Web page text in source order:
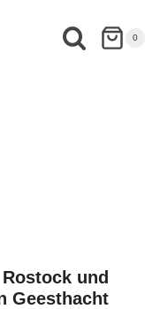
0
und
Geesthacht